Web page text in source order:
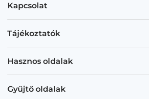
Kapcsolat
Tájékoztatók
Hasznos oldalak
Gyűjtő oldalak